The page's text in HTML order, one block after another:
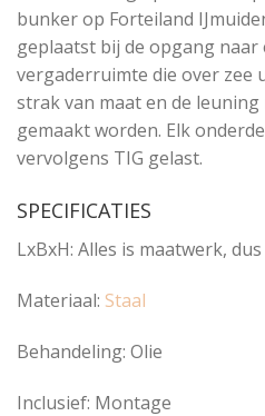
bunker op Forteiland
geplaatst bij de opgang naar
vergaderruimte die over zee
strak van maat en de
gemaakt worden. Elk
vervolgens TIG gelast.
SPECIFICATIES
LxBxH: Alles is maatwerk,
Materiaal: Staal
Behandeling: Olie
Inclusief: Montage